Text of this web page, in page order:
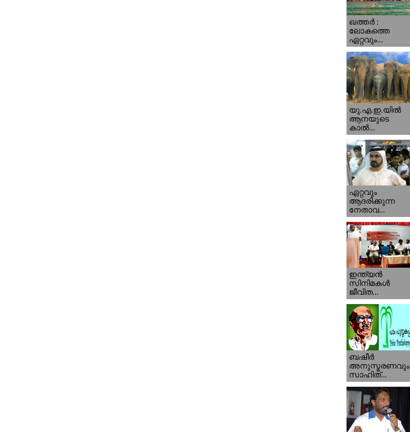
ഖത്തര്‍ :
ലോകത്തെ
ഏറ്റവും...
യു.എ.ഇ.യില്‍
ആനയുടെ
കാല്‍...
ഏറ്റവും
ആദരിക്കുന്ന
നേതാവ...
ഇന്ത്യന്‍
സിനിമകള്‍
ജീവിത...
ബഷീര്‍
അനുസ്മരണവും
സാഹിത്...